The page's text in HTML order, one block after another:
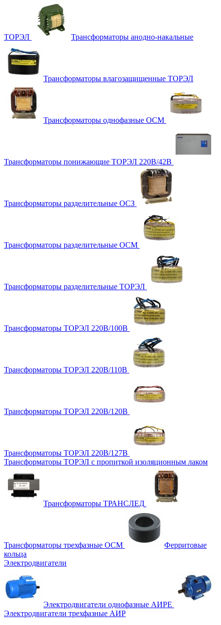
ТОРЭЛ Трансформаторы анодно-накальные
Трансформаторы влагозащищенные ТОРЭЛ
Трансформаторы однофазные ОСМ
Трансформаторы понижающие ТОРЭЛ 220В/42В
Трансформаторы разделительные ОСЗ
Трансформаторы разделительные ОСМ
Трансформаторы разделительные ТОРЭЛ
Трансформаторы ТОРЭЛ 220В/100В
Трансформаторы ТОРЭЛ 220В/110В
Трансформаторы ТОРЭЛ 220В/120В
Трансформаторы ТОРЭЛ 220В/127В
Трансформаторы ТОРЭЛ с пропиткой изоляционным лаком
Трансформаторы ТРАНСЛЕД
Трансформаторы трехфазные ОСМ
Ферритовые
кольца
Электродвигатели
Электродвигатели однофазные АИРЕ
Электродвигатели трехфазные АИР